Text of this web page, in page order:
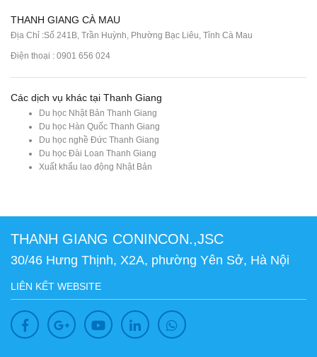
THANH GIANG CÀ MAU
Địa Chỉ :Số 241B, Trần Huỳnh, Phường Bạc Liêu, Tỉnh Cà Mau
Điện thoại : 0901 656 024
Các dịch vụ khác tại Thanh Giang
Du học Nhật Bản Thanh Giang
Du học Hàn Quốc Thanh Giang
Du học nghề Đức Thanh Giang
Du học Đài Loan Thanh Giang
Xuất khẩu lao động Nhật Bản
THANH GIANG CONINCON.,JSC
30/46 Hưng Thịnh, X2A, phường Yên Sở, Hà Nội
LIÊN KẾT WEBSITE